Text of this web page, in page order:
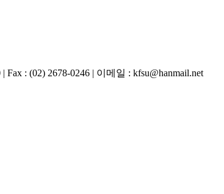
: (02) 2678-0246 | 이메일 : kfsu@hanmail.net